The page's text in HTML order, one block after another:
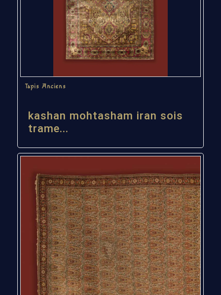
Tapis Anciens
kashan mohtasham iran sois
trame...